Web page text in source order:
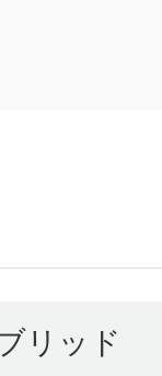
リッド